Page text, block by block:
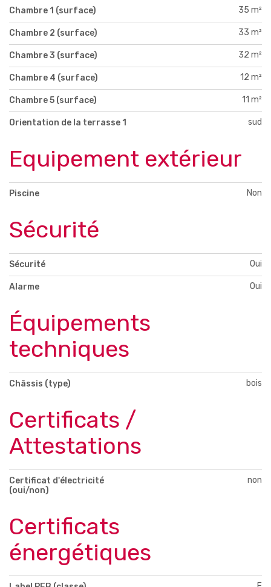
Chambre 1 (surface) 35 m²
Chambre 2 (surface) 33 m²
Chambre 3 (surface) 32 m²
Chambre 4 (surface) 12 m²
Chambre 5 (surface) 11 m²
Orientation de la terrasse 1 sud
Equipement extérieur
Piscine Non
Sécurité
Sécurité Oui
Alarme Oui
Équipements
techniques
Châssis (type) bois
Certificats /
Attestations
Certificat d'électricité
(oui/non)
non
Certificats
énergétiques